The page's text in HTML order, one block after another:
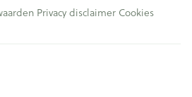
Privacy disclaimer Cookies